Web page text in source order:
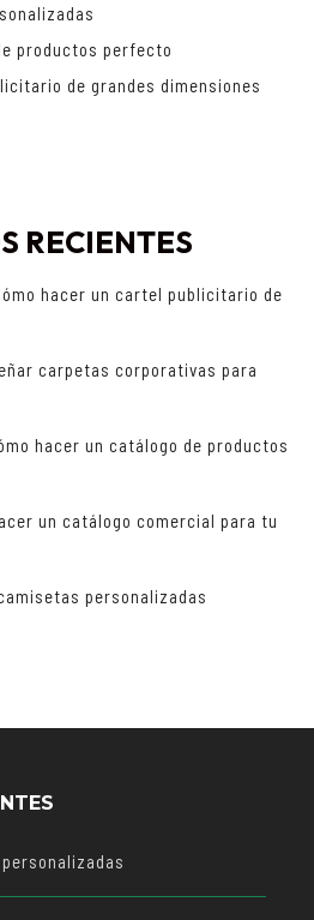
productos perfecto
de grandes dimensiones
RECIENTES
hacer un cartel publicitario de
carpetas corporativas para
hacer un catálogo de productos
un catálogo comercial para tu
personalizadas